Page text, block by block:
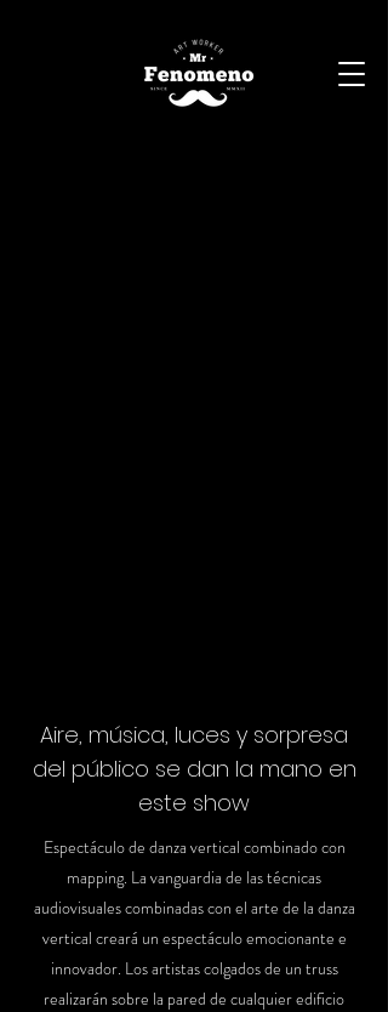
Aire, música, luces y sorpresa
del público se dan la mano en
este show
Espectáculo de danza vertical combinado con
mapping. La vanguardia de las técnicas
audiovisuales combinadas con el arte de la danza
vertical creará un espectáculo emocionante e
innovador. Los artistas colgados de un truss
realizarán sobre la pared de cualquier edificio